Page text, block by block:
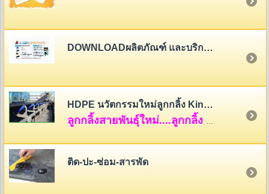
DOWNLOADผลิตภัณฑ์ และบริการของสายพานไทย
HDPE นวัตกรรมใหม่ลูกกลิ้ง King Roller (HDPE Rollers Innovation)
ลูกกลิ้งสายพันธุ์ใหม่....ลูกกลิ้ง HDPE
ติด-ปะ-ซ่อม-สารพัด